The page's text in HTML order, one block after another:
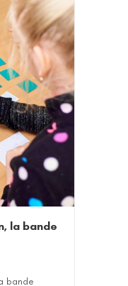
la bande
bande